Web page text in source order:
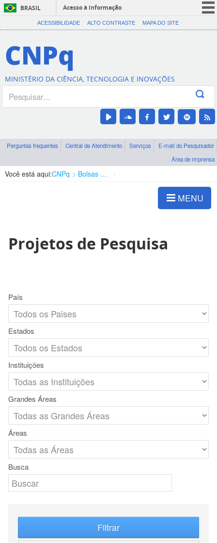
BRASIL
Acesso à informação
CORONAVÍRUS (COVID-19)
Canais
ACESSIBILIDADE ALTO CONTRASTE MAPA DO SITE
CNPq
MINISTÉRIO DA CIÊNCIA, TECNOLOGIA E INOVAÇÕES
Perguntas frequentes Central de Atendimento Serviços
E-mail do Pesquisador
Área de imprensa
Você está aqui:CNPq Bolsas e Auxílios Vigentes
MENU
Projetos de Pesquisa
País
Estados
Instituições
Grandes Áreas
Áreas
Busca
Filtrar